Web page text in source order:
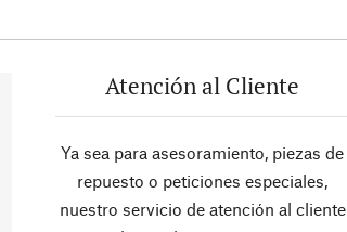
Atención al Cliente
Ya sea para asesoramiento, piezas de
repuesto o peticiones especiales,
nuestro servicio de atención al cliente